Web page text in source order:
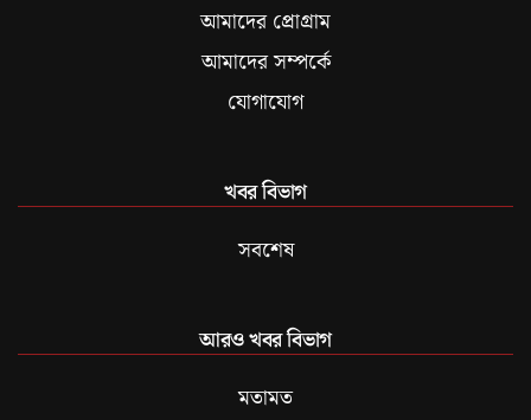
আমাদের প্রোগ্রাম
আমাদের সম্পর্কে
যোগাযোগ
খবর বিভাগ
সবশেষ
আরও খবর বিভাগ
মতামত